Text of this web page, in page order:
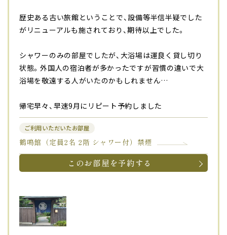
歴史ある古い旅館ということで、設備等半信半疑でした
がリニューアルも施されており、期待以上でした。
シャワーのみの部屋でしたが、大浴場は運良く貸し切り
状態。外国人の宿泊者が多かったですが習慣の違いで大
浴場を敬遠する人がいたのかもしれません…
帰宅早々、早速9月にリピート予約しました
ご利用いただいたお部屋
鶴鳴館（定員2名 2階 シャワー付）禁煙
このお部屋を予約する